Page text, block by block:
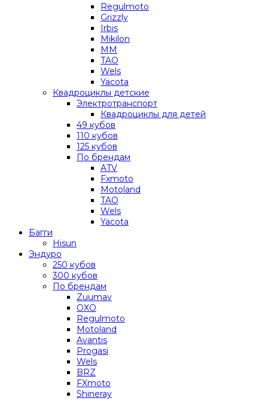
Regulmoto
Grizzly
Irbis
Mikilon
MM
TAO
Wels
Yacota
Квадроциклы детские
Электротранспорт
Квадроциклы для детей
49 кубов
110 кубов
125 кубов
По брендам
ATV
Fxmoto
Motoland
TAO
Wels
Yacota
Багги
Hisun
Эндуро
250 кубов
300 кубов
По брендам
Zuumav
OXO
Regulmoto
Motoland
Avantis
Progasi
Wels
BRZ
FXmoto
Shineray